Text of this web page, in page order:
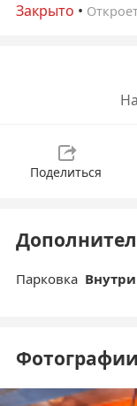
Закрыто •
Поделиться
Парковка Внутри
Фотографии